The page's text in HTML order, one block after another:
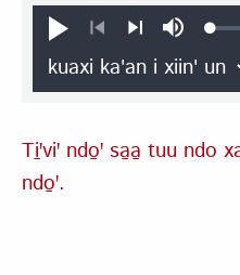
Na̱ku̱n
AnteriorSiguiente
Silenciar
Ti̱ꞌviꞌ ndo̱ꞌ sa̱a̱ tuu ndo
ndo̱ꞌ.